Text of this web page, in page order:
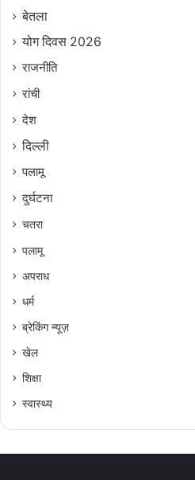
बेतला
योग दिवस 2026
राजनीति
रांची
देश
दिल्‍ली
पलामू
दुर्घटना
चतरा
पलामू
अपराध
धर्म
ब्रेकिंग न्यूज़
खेल
शिक्षा
स्वास्थ्य